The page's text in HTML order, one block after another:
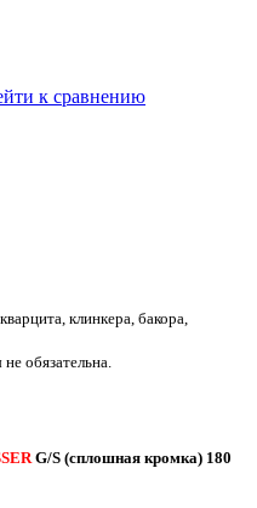
к сравнению
клинкера, бакора,
обязательна.
G/S (сплошная кромка) 180